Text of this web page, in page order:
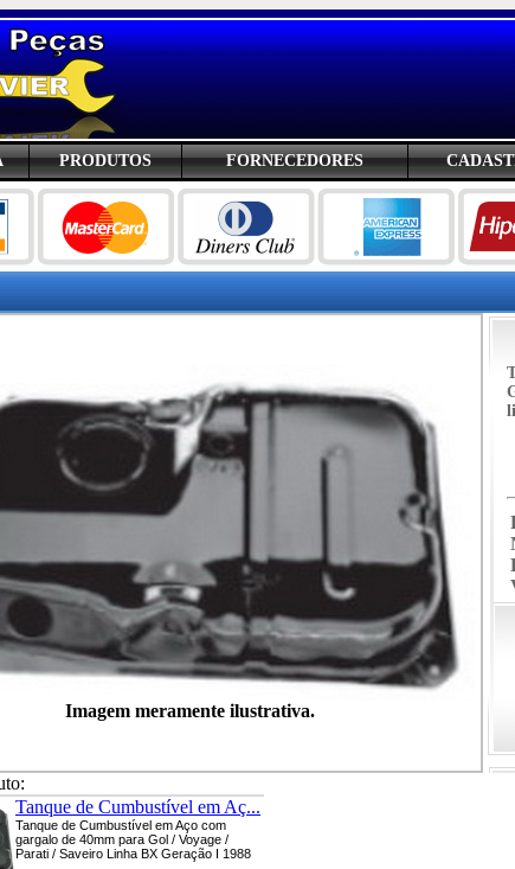
PRODUTOS FORNECEDORES
Imagem meramente ilustrativa.
Tanque de Cumbustível em Aç...
Tanque de Cumbustível em Aço com
gargalo de 40mm para Gol / Voyage /
Parati / Saveiro Linha BX Geração I 1988